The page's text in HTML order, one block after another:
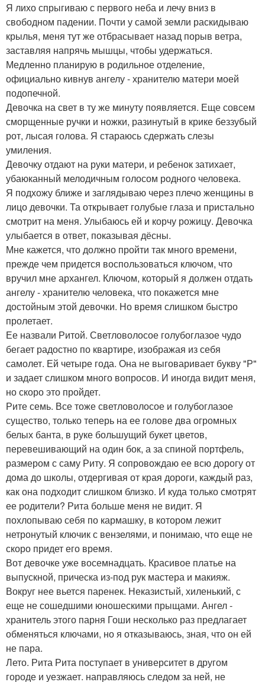
Я лихо спрыгиваю с первого неба и лечу вниз в
свободном падении. Почти у самой земли раскидываю
крылья, меня тут же отбрасывает назад порыв ветра,
заставляя напрячь мышцы, чтобы удержаться.
Медленно планирую в родильное отделение,
официально кивнув ангелу - хранителю матери моей
подопечной.
Девочка на свет в ту же минуту появляется. Еще совсем
сморщенные ручки и ножки, разинутый в крике беззубый
рот, лысая голова. Я стараюсь сдержать слезы
умиления.
Девочку отдают на руки матери, и ребенок затихает,
убаюканный мелодичным голосом родного человека.
Я подхожу ближе и заглядываю через плечо женщины в
лицо девочки. Та открывает голубые глаза и пристально
смотрит на меня. Улыбаюсь ей и корчу рожицу. Девочка
улыбается в ответ, показывая дёсны.
Мне кажется, что должно пройти так много времени,
прежде чем придется воспользоваться ключом, что
вручил мне архангел. Ключом, который я должен отдать
ангелу - хранителю человека, что покажется мне
достойным этой девочки. Но время слишком быстро
пролетает.
Ее назвали Ритой. Светловолосое голубоглазое чудо
бегает радостно по квартире, изображая из себя
самолет. Ей четыре года. Она не выговаривает букву "Р"
и задает слишком много вопросов. И иногда видит меня,
но скоро это пройдет.
Рите семь. Все тоже светловолосое и голубоглазое
существо, только теперь на ее голове два огромных
белых банта, в руке большущий букет цветов,
перевешивающий на один бок, а за спиной портфель,
размером с саму Риту. Я сопровождаю ее всю дорогу от
дома до школы, отдергивая от края дороги, каждый раз,
как она подходит слишком близко. И куда только смотрят
ее родители? Рита больше меня не видит. Я
похлопываю себя по кармашку, в котором лежит
нетронутый ключик с вензелями, и понимаю, что еще не
скоро придет его время.
Вот девочке уже восемнадцать. Красивое платье на
выпускной, прическа из-под рук мастера и макияж.
Вокруг нее вьется паренек. Неказистый, хиленький, с
еще не сошедшими юношескими прыщами. Ангел -
хранитель этого парня Гоши несколько раз предлагает
обменяться ключами, но я отказываюсь, зная, что он ей
не пара.
Лето. Рита Рита поступает в университет в другом
городе и уезжает. направляюсь следом за ней, не